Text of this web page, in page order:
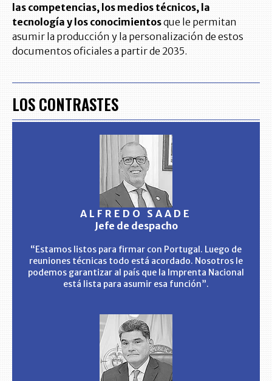
las competencias, los medios técnicos, la
tecnología y los conocimientosque le permitan
asumir la producción y la personalización de estos
documentos oficiales a partir de 2035.
LOS CONTRASTES
ALFREDO SAADE
Jefe de despacho
“Estamos listos para firmar con Portugal. Luego de
reuniones técnicas todo está acordado. Nosotros le
podemos garantizar al país que la Imprenta Nacional
está lista para asumir esa función”.